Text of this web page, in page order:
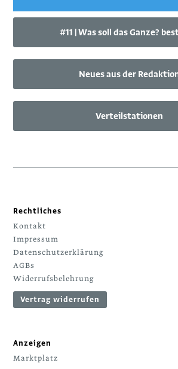
#11 | Was soll das Ganze?
Neues aus der
Verteilstationen
Rechtliches
Kontakt
Impressum
Datenschutzerklärung
AGBs
Widerrufsbelehrung
Vertrag widerrufen
Anzeigen
Marktplatz